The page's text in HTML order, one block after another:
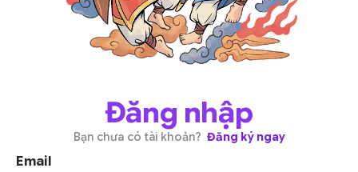
Đăng nhập
Bạn chưa có tài khoản? Đăng ký ngay
Email